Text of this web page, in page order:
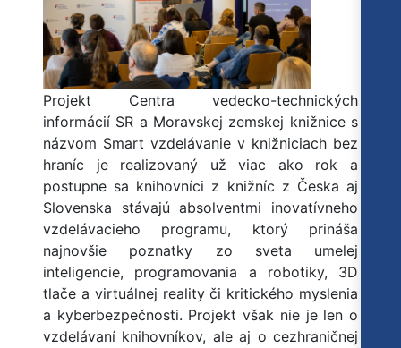
Projekt Centra vedecko-technických
informácií SR a Moravskej zemskej knižnice s
názvom Smart vzdelávanie v knižniciach bez
hraníc je realizovaný už viac ako rok a
postupne sa knihovníci z knižníc z Česka aj
Slovenska stávajú absolventmi inovatívneho
vzdelávacieho programu, ktorý prináša
najnovšie poznatky zo sveta umelej
inteligencie, programovania a robotiky, 3D
tlače a virtuálnej reality či kritického myslenia
a kyberbezpečnosti. Projekt však nie je len o
vzdelávaní knihovníkov, ale aj o cezhraničnej